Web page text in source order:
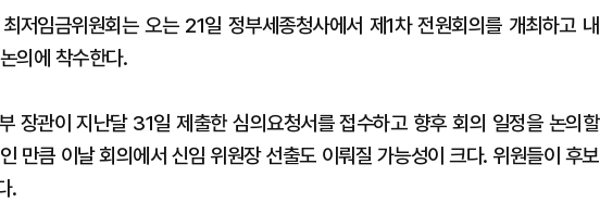
저임금위원회는 오는 21일 정부세종청사에서 제1차 전원회의를 개최하고 내
의에 착수한다.
장관이 지난달 31일 제출한 심의요청서를 접수하고 향후 회의 일정을 논의할
만큼 이날 회의에서 신임 위원장 선출도 이뤄질 가능성이 크다. 위원들이 후보
.